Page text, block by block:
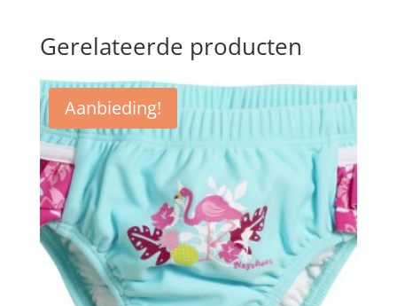
Gerelateerde producten
Aanbieding!